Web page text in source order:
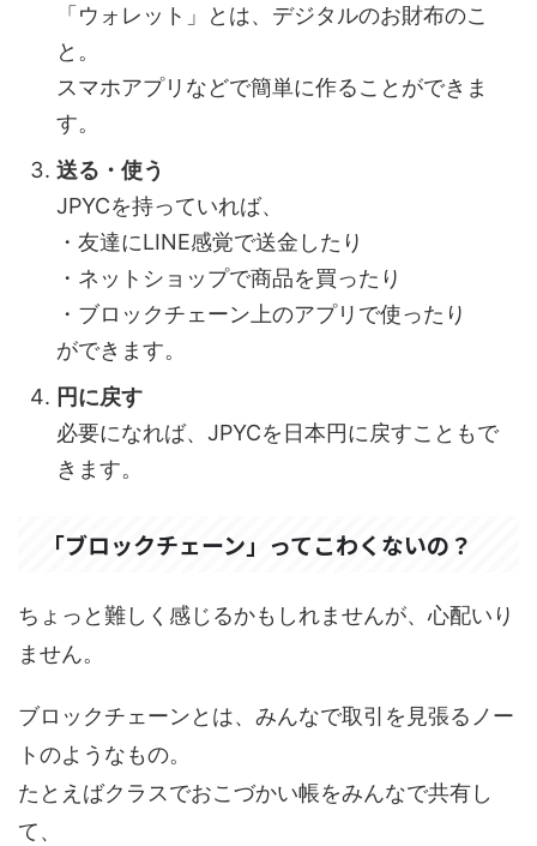
「ウォレット」とは、デジタルのお財布のこ
と。
スマホアプリなどで簡単に作ることができま
す。
送る・使う
JPYCを持っていれば、
・友達にLINE感覚で送金したり
・ネットショップで商品を買ったり
・ブロックチェーン上のアプリで使ったり
ができます。
円に戻す
必要になれば、JPYCを日本円に戻すこともで
きます。
「ブロックチェーン」ってこわくないの？
ちょっと難しく感じるかもしれませんが、心配いり
ません。
ブロックチェーンとは、みんなで取引を見張るノー
トのようなもの。
たとえばクラスでおこづかい帳をみんなで共有し
て、